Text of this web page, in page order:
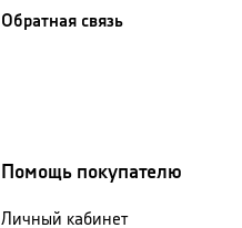
Обратная связь
Помощь покупателю
Личный кабинет